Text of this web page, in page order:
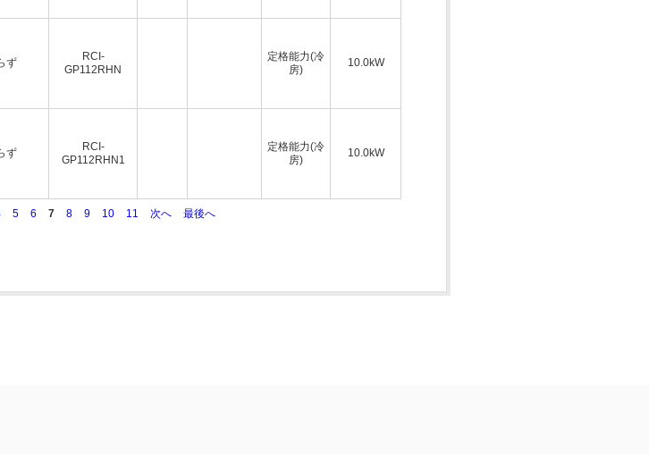
ず
RCI-
GP112RHN
定格能力(冷
房)
10.0kW
ず
RCI-
GP112RHN1
定格能力(冷
房)
10.0kW
5 6 7 8 9 10 11 次へ 最後へ